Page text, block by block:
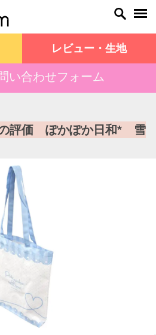
レビュー・生地
い合わせフォーム
トートバッグ 縦型の評価 ぽかぽか日和
評価 ぽかぽか日和* 雪